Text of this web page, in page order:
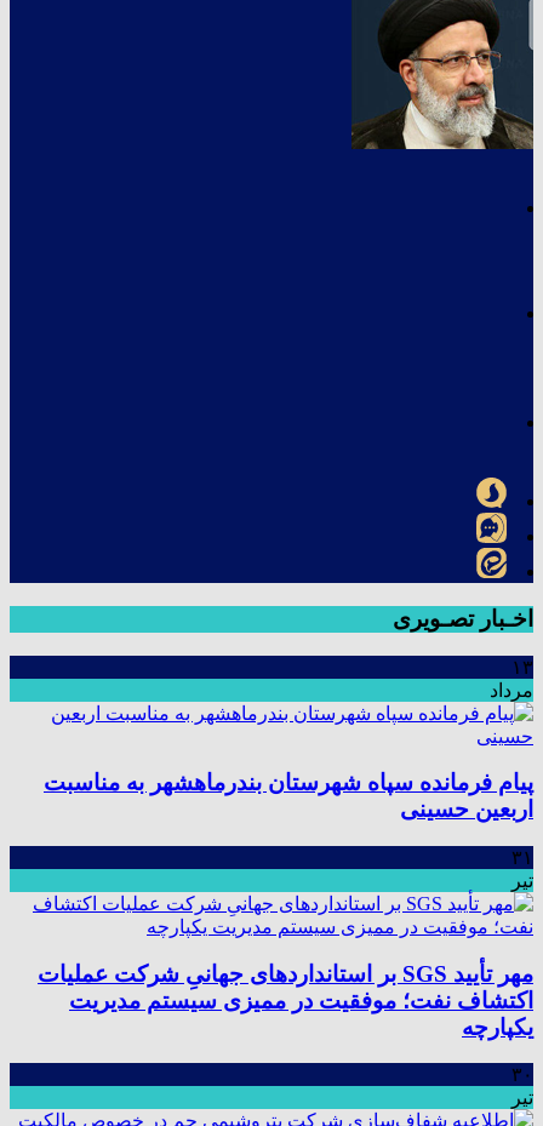
اخـبار تصـویری
۱۳
مرداد
پیام فرمانده سپاه شهرستان بندرماهشهر به مناسبت
اربعین حسینی
۳۱
تیر
مهر تأیید SGS بر استانداردهای جهانیِ شرکت عملیات
اکتشاف نفت؛ موفقیت در ممیزی سیستم مدیریت
یکپارچه
۳۰
تیر